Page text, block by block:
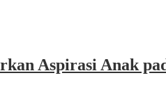
Aspirasi Anak